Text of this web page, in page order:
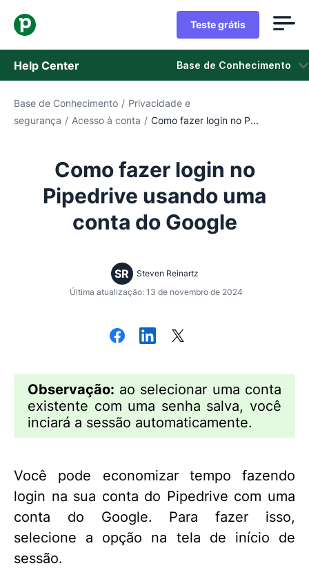
Teste grátis
Help Center Base de Conhecimento
Base de Conhecimento
Fale com o Suporte
Base de Conhecimento / Privacidade e
segurança / Acesso à conta / Como fazer login no P...
Como fazer login no
Pipedrive usando uma
conta do Google
SR
Steven Reinartz
Última atualização: 13 de novembro de 2024
Observação: ao selecionar uma conta
existente com uma senha salva, você
inciará a sessão automaticamente.
Você pode economizar tempo fazendo
login na sua conta do Pipedrive com uma
conta do Google. Para fazer isso,
selecione a opção na tela de início de
sessão.